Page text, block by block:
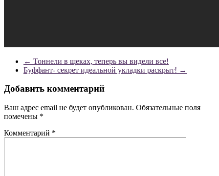
← Тоннели в щеках, теперь вы видели все!
Буффант- секрет идеальной укладки раскрыт! →
Добавить комментарий
Ваш адрес email не будет опубликован. Обязательные поля
помечены *
Комментарий *